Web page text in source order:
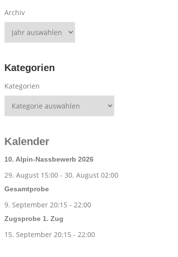
Archiv
Kategorien
Kategorien
Kalender
10. Alpin-Nassbewerb 2026
29. August 15:00 - 30. August 02:00
Gesamtprobe
9. September 20:15 - 22:00
Zugsprobe 1. Zug
15. September 20:15 - 22:00